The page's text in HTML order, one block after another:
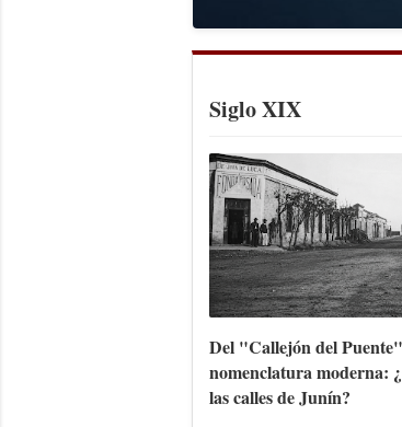
Siglo XIX
Del "Callejón del
nomenclatura moderna:
las calles de Junín?